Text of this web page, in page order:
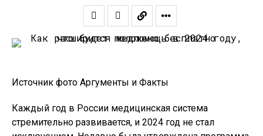
Источник фото Аргументы и Факты
Каждый год в России медицинская система
стремительно развивается, и 2024 год не стал